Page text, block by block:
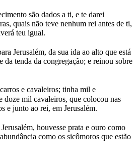
são dados a ti, e te darei
quais não teve nenhum rei antes de ti,
teu igual.
Jerusalém, da sua ida ao alto que está
da tenda da congregação; e reinou sobre
e cavaleiros; tinha mil e
doze mil cavaleiros, que colocou nas
e junto ao rei, em Jerusalém.
houvesse prata e ouro como
como os sicômoros que estão